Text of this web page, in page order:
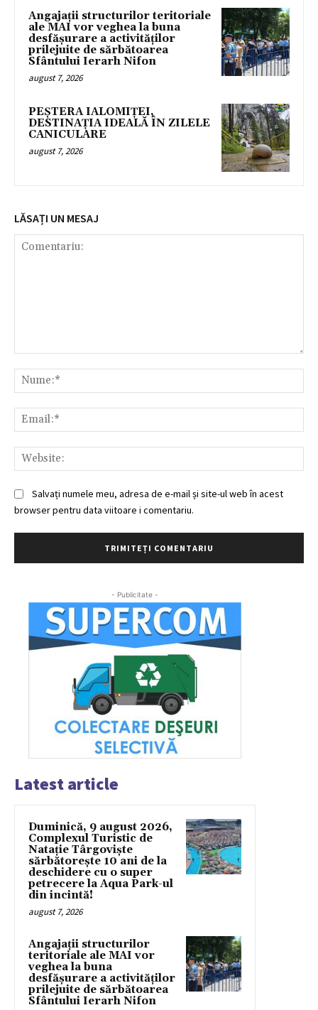
Angajații structurilor teritoriale
ale MAI vor veghea la buna
desfășurare a activităților
prilejuite de sărbătoarea
Sfântului Ierarh Nifon
august 7, 2026
PEȘTERA IALOMIȚEI,
DESTINAȚIA IDEALĂ ÎN ZILELE
CANICULARE
august 7, 2026
LĂSAȚI UN MESAJ
Salvați numele meu, adresa de e-mail și site-ul web în acest
browser pentru data viitoare i comentariu.
- Publicitate -
Latest article
Duminică, 9 august 2026,
Complexul Turistic de
Natație Târgoviște
sărbătorește 10 ani de la
deschidere cu o super
petrecere la Aqua Park-ul
din incintă!
august 7, 2026
Angajații structurilor
teritoriale ale MAI vor
veghea la buna
desfășurare a activităților
prilejuite de sărbătoarea
Sfântului Ierarh Nifon